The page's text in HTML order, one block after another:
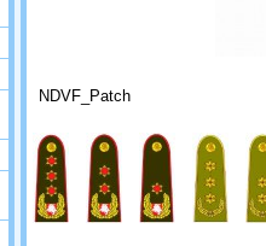
NDVF_Patch